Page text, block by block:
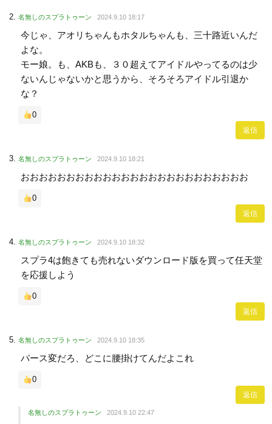
名無しのスプラトゥーン 2024.9.10 18:17
今じゃ、アオリちゃんもホタルちゃんも、三十路近いんだ
よな。
モー娘。も、AKBも、３０超えてアイドルやってるのは少
ないんじゃないかと思うから、そろそろアイドル引退か
な？
0
返信
名無しのスプラトゥーン 2024.9.10 18:21
おおおおおおおおおおおおおおおおおおおおおおおおお
0
返信
名無しのスプラトゥーン 2024.9.10 18:32
スプラ4は飽きても売れないダウンロード版を買って任天堂
を応援しよう
0
返信
名無しのスプラトゥーン 2024.9.10 18:35
パース変だろ、どこに腰掛けてんだよこれ
0
返信
名無しのスプラトゥーン 2024.9.10 22:47